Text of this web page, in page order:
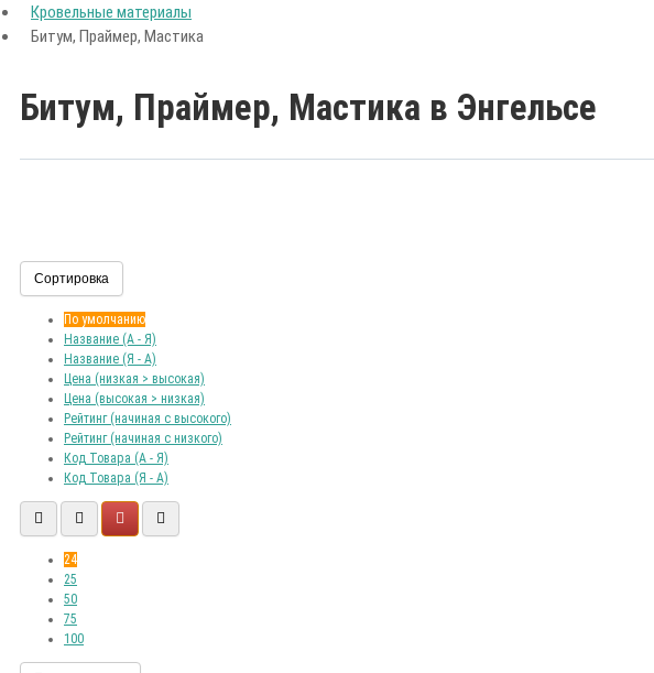
Кровельные материалы
Битум, Праймер, Мастика
Битум, Праймер, Мастика в Энгельсе
Сортировка
По умолчанию
Название (А - Я)
Название (Я - А)
Цена (низкая > высокая)
Цена (высокая > низкая)
Рейтинг (начиная с высокого)
Рейтинг (начиная с низкого)
Код Товара (А - Я)
Код Товара (Я - А)
24
25
50
75
100